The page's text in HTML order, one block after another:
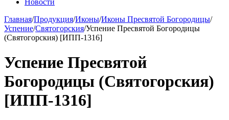
Новости
Главная/Продукция/Иконы/Иконы Пресвятой Богородицы/
Успение/Святогорския/Успение Пресвятой Богородицы
(Святогорския) [ИПП-1316]
Успение Пресвятой
Богородицы (Святогорския)
[ИПП-1316]